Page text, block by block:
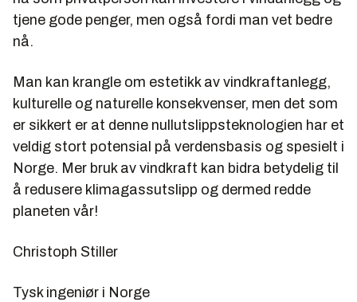
tjene gode penger, men også fordi man vet bedre
nå.
Man kan krangle om estetikk av vindkraftanlegg,
kulturelle og naturelle konsekvenser, men det som
er sikkert er at denne nullutslippsteknologien har et
veldig stort potensial på verdensbasis og spesielt i
Norge. Mer bruk av vindkraft kan bidra betydelig til
å redusere klimagassutslipp og dermed redde
planeten vår!
Christoph Stiller
Tysk ingeniør i Norge